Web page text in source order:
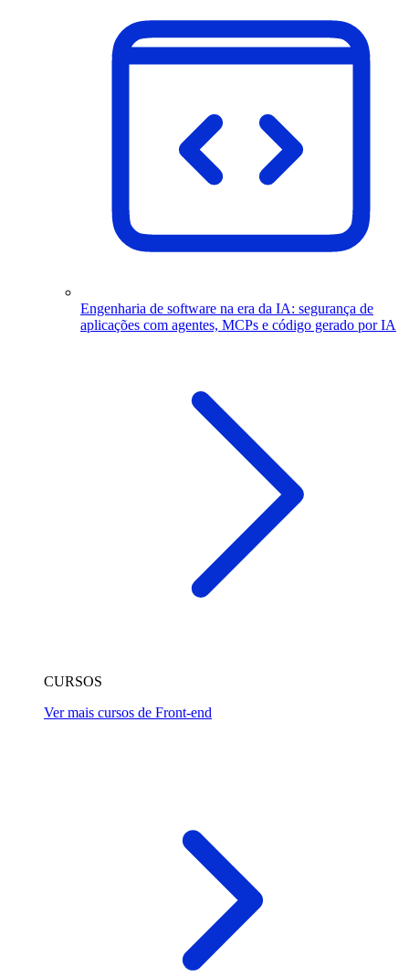
Engenharia de software na era da IA: segurança de
aplicações com agentes, MCPs e código gerado por IA
CURSOS
Ver mais cursos de Front-end